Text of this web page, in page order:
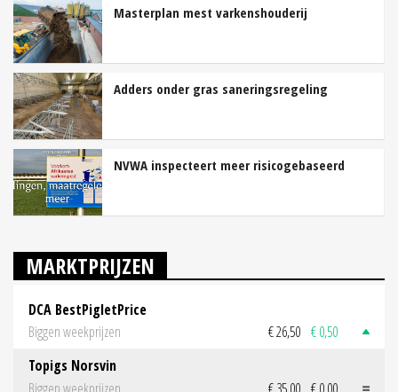
Masterplan mest varkenshouderij
Adders onder gras saneringsregeling
NVWA inspecteert meer risicogebaseerd
MARKTPRIJZEN
DCA BestPigletPrice
Biggen weekprijzen
€ 26,50 € 0,50
Topigs Norsvin